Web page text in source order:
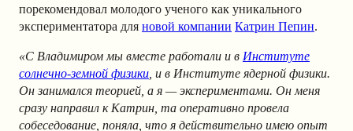
порекомендовал молодого ученого как уникального
экспериментатора для новой компании Катрин Пепин.
«С Владимиром мы вместе работали и в Институте
солнечно-земной физики , и в Институте ядерной физики.
Он занимался теорией, а я — экспериментами. Он меня
сразу направил к Катрин, та оперативно провела
собеседование, поняла, что я действительно имею опыт